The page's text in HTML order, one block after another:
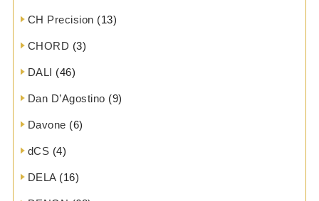
CH Precision (13)
CHORD (3)
DALI (46)
Dan D’Agostino (9)
Davone (6)
dCS (4)
DELA(16)